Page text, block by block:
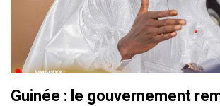
Guinée : le gouvernement